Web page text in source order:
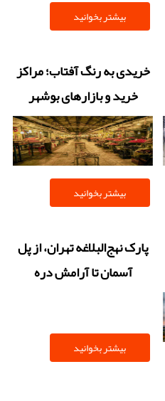
بیشتر بخوانید
خریدی به رنگ آفتاب؛ مراکز
خرید و بازارهای بوشهر
بیشتر بخوانید
پارک نهج‌البلاغه تهران، از پل
آسمان تا آرامش دره
بیشتر بخوانید